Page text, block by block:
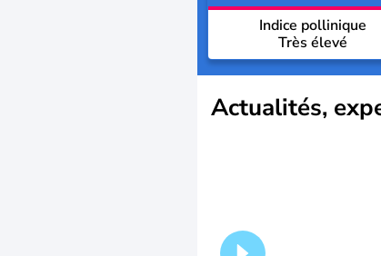
Indice pollinique
Très élevé
Actualités,